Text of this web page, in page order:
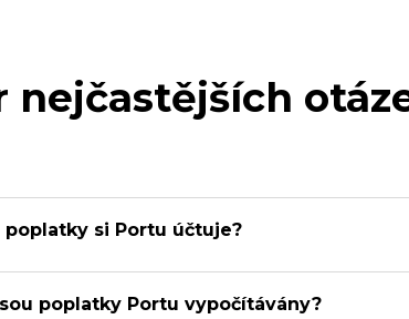
nejčastějších
poplatky si Portu účtuje?
poplatky Portu vypočítávány?